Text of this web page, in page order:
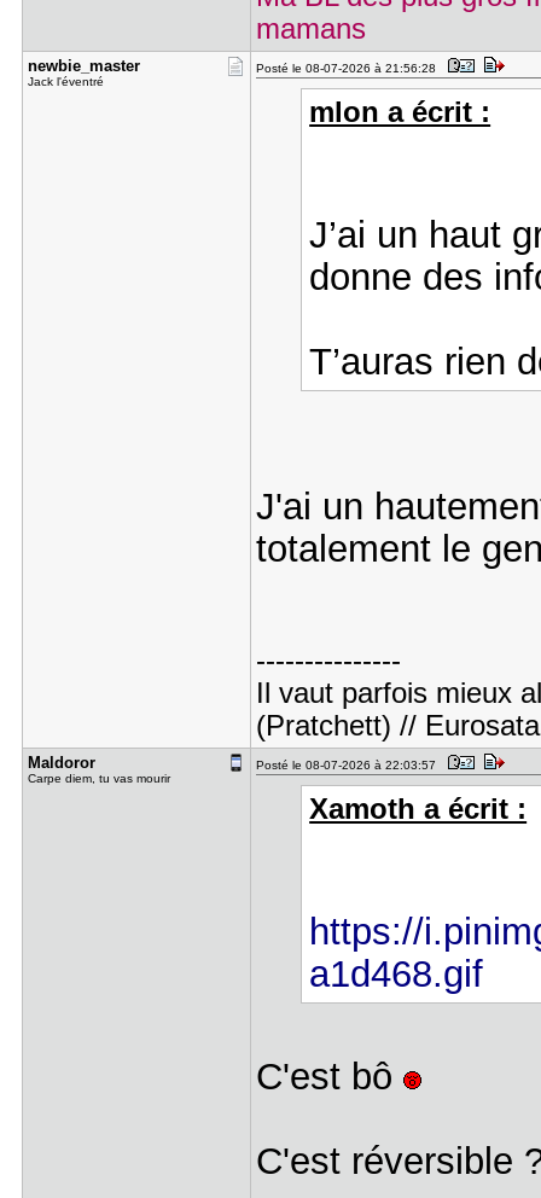
mamans
newbie_mas​ter
Jack l'éventré
Posté le 08-07-2026 à 21:56:28
mlon a écrit :
J’ai un haut
donne des
T’auras rien
J'ai un
totalement le
---------------
Il vaut parfois mieux
(Pratchett) //
Maldoror
Carpe diem, tu vas mourir
Posté le 08-07-2026 à 22:03:57
Xamoth a écrit :
https://
a1d468.gif
C'est bô
C'est réversible